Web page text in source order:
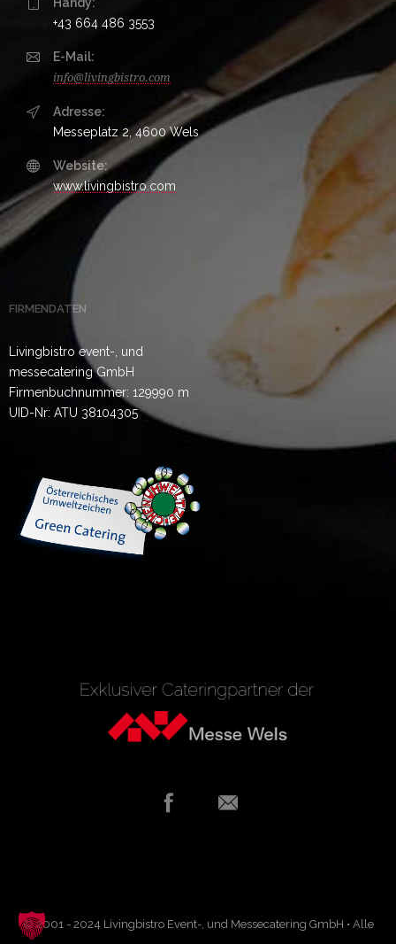
+43 664 486 3553
E-Mail:
info@livingbistro.com
Adresse:
Messeplatz 2, 4600 Wels
Website:
www.livingbistro.com
FIRMENDATEN
Livingbistro event-, und
messecatering GmbH
Firmenbuchnummer: 129990 m
UID-Nr: ATU 38104305
© 2001 - 2024 Livingbistro Event-, und Messecatering GmbH • Alle